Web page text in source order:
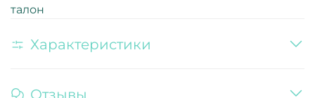
талон
Характеристики
Отзывы